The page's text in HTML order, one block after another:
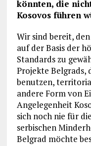
könnten, die
Kosovos führen
Wir sind bereit,
auf der Basis der
Standards zu
Projekte Belgrads,
benutzen,
andere Form von
Angelegenheit
sich noch nie für
serbischen
Belgrad möchte